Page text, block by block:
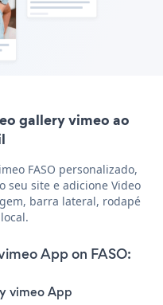
gallery vimeo ao
FASO personalizado,
seu site e adicione Video
barra lateral, rodapé
App on FASO:
vimeo App